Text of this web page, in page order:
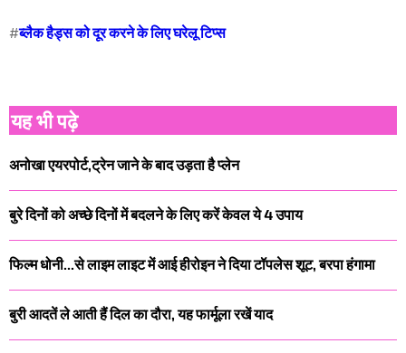
#ब्लैक हैड्स को दूर करने के लिए घरेलू टिप्स
यह भी पढ़े
अनोखा एयरपोर्ट,ट्रेन जाने के बाद उड़ता है प्लेन
बुरे दिनों को अच्छे दिनों में बदलने के लिए करें केवल ये 4 उपाय
फिल्म धोनी...से लाइम लाइट में आई हीरोइन ने दिया टॉपलेस शूट, बरपा हंगामा
बुरी आदतें ले आती हैं दिल का दौरा, यह फार्मूला रखें याद